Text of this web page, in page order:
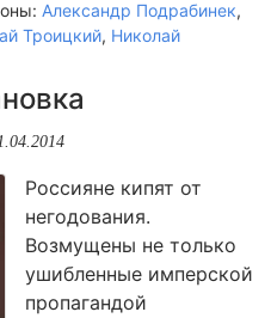
Александр Подрабинек,
Троицкий, Николай
Россияне кипят от
негодования.
Возмущены не только
ушибленные имперской
пропагандой